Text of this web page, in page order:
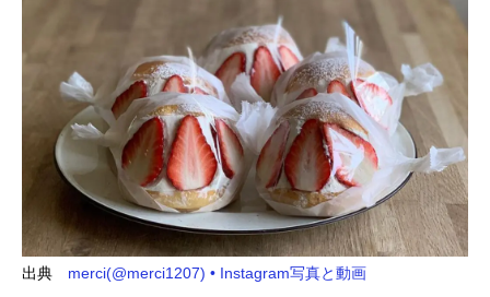
出典 merci(@merci1207) • Instagram写真と動画